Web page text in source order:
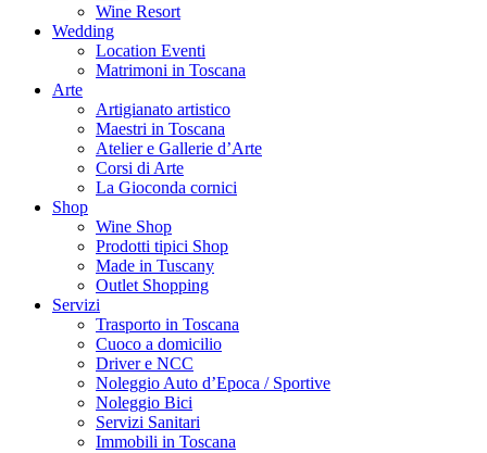
Wine Resort
Wedding
Location Eventi
Matrimoni in Toscana
Arte
Artigianato artistico
Maestri in Toscana
Atelier e Gallerie d’Arte
Corsi di Arte
La Gioconda cornici
Shop
Wine Shop
Prodotti tipici Shop
Made in Tuscany
Outlet Shopping
Servizi
Trasporto in Toscana
Cuoco a domicilio
Driver e NCC
Noleggio Auto d’Epoca / Sportive
Noleggio Bici
Servizi Sanitari
Immobili in Toscana